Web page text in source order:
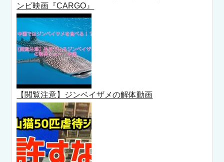
ンビ映画『CARGO』
【閲覧注意】ジンベイザメの解体動画